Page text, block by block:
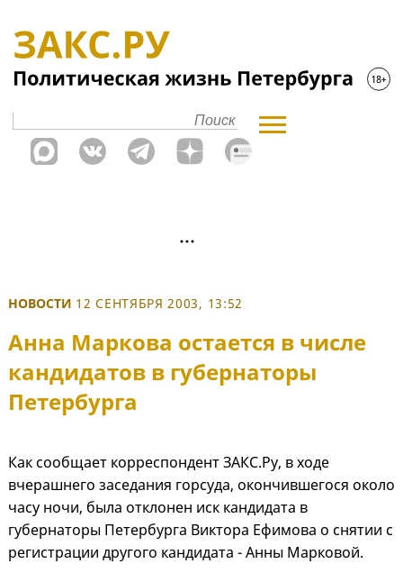
НОВОСТИ 12 СЕНТЯБРЯ 2003, 13:52
Анна Маркова остается в числе
кандидатов в губернаторы
Петербурга
Как сообщает корреспондент ЗАКС.Ру, в ходе
вчерашнего заседания горсуда, окончившегося около
часу ночи, была отклонен иск кандидата в
губернаторы Петербурга Виктора Ефимова о снятии с
регистрации другого кандидата - Анны Марковой.